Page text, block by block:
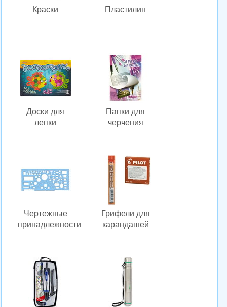
Краски Пластилин
Доски для
лепки
Папки для
черчения
Чертежные
принадлежности
Грифели для
карандашей